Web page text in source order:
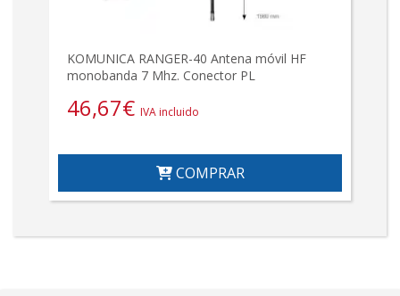
KOMUNICA RANGER-40 Antena móvil HF
monobanda 7 Mhz. Conector PL
46,67€ IVA incluido
COMPRAR